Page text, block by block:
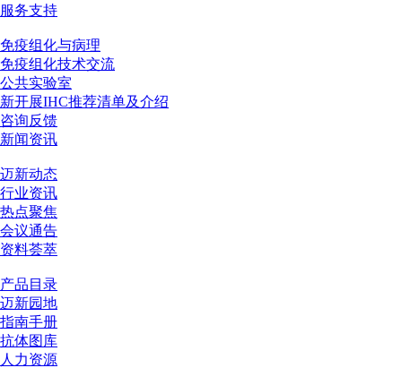
服务支持
免疫组化与病理
免疫组化技术交流
公共实验室
新开展IHC推荐清单及介绍
咨询反馈
新闻资讯
迈新动态
行业资讯
热点聚焦
会议通告
资料荟萃
产品目录
迈新园地
指南手册
抗体图库
人力资源